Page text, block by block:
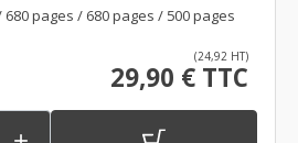
pages / 680 pages / 500 pages
(24,92 HT)
29,90 € TTC